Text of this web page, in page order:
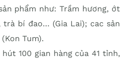
phẩm như: Trầm hương, ớt
bí đao… (Gia Lai); cac sản
Tum).
100 gian hàng của 41 tỉnh,